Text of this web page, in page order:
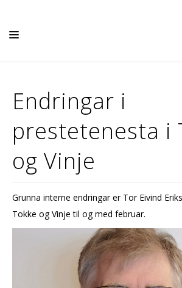
BORN OG UNGE
OM OSS
KALENDER
KYRKJEVAL 2023
Endringar i
prestetenesta i
og Vinje
Grunna interne endringar er Tor Eivind
Tokke og Vinje til og med februar.